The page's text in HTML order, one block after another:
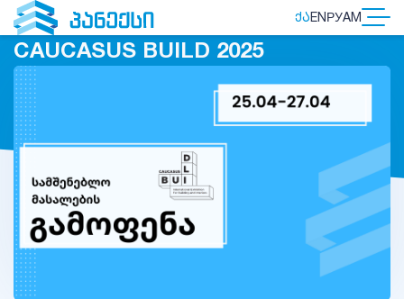
ᲥᲐENРУAM
CAUCASUS BUILD 2025